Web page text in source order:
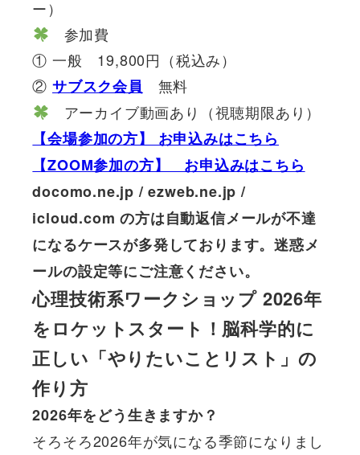
ー）
参加費
① 一般 19,800円（税込み）
② サブスク会員 無料
アーカイブ動画あり（視聴期限あり）
【会場参加の方】 お申込みはこちら
【ZOOM参加の方】 お申込みはこちら
docomo.ne.jp / ezweb.ne.jp /
icloud.com の方は自動返信メールが不達
になるケースが多発しております。迷惑メ
ールの設定等にご注意ください。
心理技術系ワークショップ 2026年
をロケットスタート！脳科学的に
正しい「やりたいことリスト」の
作り方
2026年をどう生きますか？
そろそろ2026年が気になる季節になりまし